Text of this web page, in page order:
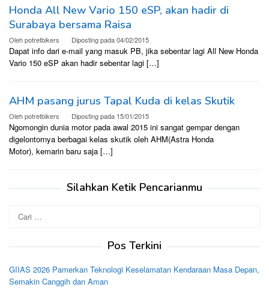
Honda All New Vario 150 eSP, akan hadir di
Surabaya bersama Raisa
Olehpotretbikers Diposting pada04/02/2015
Dapat info dari e-mail yang masuk PB, jika sebentar lagi All New Honda
Vario 150 eSP akan hadir sebentar lagi […]
AHM pasang jurus Tapal Kuda di kelas Skutik
Olehpotretbikers Diposting pada 15/01/2015
Ngomongin dunia motor pada awal 2015 ini sangat gempar dengan
digelontornya berbagai kelas skutik oleh AHM(Astra Honda
Motor), kemarin baru saja […]
Silahkan Ketik Pencarianmu
untuk:
Pos Terkini
GIIAS 2026 Pamerkan Teknologi Keselamatan Kendaraan Masa Depan,
Semakin Canggih dan Aman